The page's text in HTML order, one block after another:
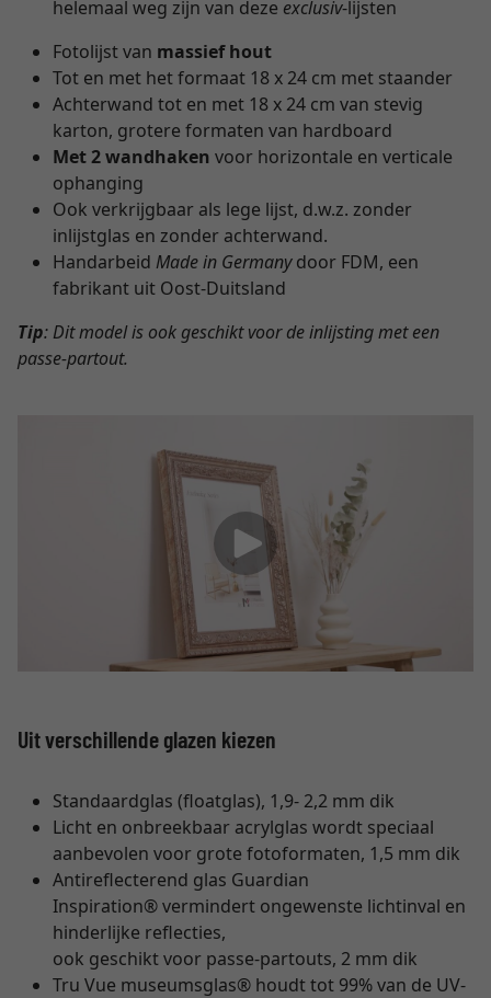
helemaal weg zijn van deze exclusiv-lijsten
Fotolijst van massief hout
Tot en met het formaat 18 x 24 cm met staander
Achterwand tot en met 18 x 24 cm van stevig
karton, grotere formaten van hardboard
Met 2 wandhaken voor horizontale en verticale
ophanging
Ook verkrijgbaar als lege lijst, d.w.z. zonder
inlijstglas en zonder achterwand.
Handarbeid Made in Germanydoor FDM, een
fabrikant uit Oost-Duitsland
Tip: Dit model is ook geschikt voor de inlijsting met een
passe-partout.
Uit verschillende glazen kiezen
Standaardglas (floatglas), 1,9- 2,2 mm dik
Licht en onbreekbaar acrylglas wordt speciaal
aanbevolen voor grote fotoformaten, 1,5 mm dik
Antireflecterend glas Guardian
Inspiration® vermindert ongewenste lichtinval en
hinderlijke reflecties,
ook geschikt voor passe-partouts, 2 mm dik
Tru Vue museumsglas® houdt tot 99% van de UV-